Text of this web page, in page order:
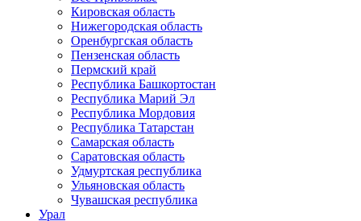
Кировская область
Нижегородская область
Оренбургская область
Пензенская область
Пермский край
Республика Башкортостан
Республика Марий Эл
Республика Мордовия
Республика Татарстан
Самарская область
Саратовская область
Удмуртская республика
Ульяновская область
Чувашская республика
Урал